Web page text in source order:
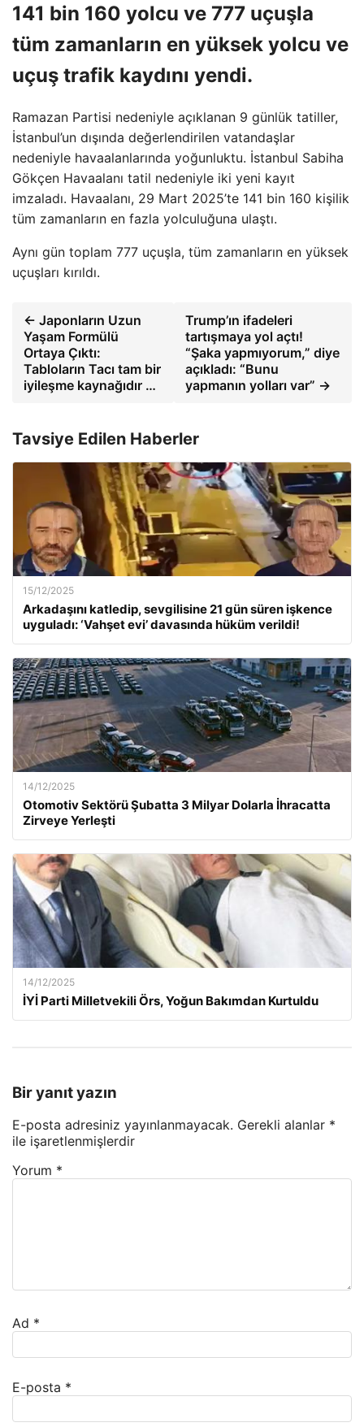
141 bin 160 yolcu ve 777 uçuşla
tüm zamanların en yüksek yolcu ve
uçuş trafik kaydını yendi.
Ramazan Partisi nedeniyle açıklanan 9 günlük tatiller,
İstanbul’un dışında değerlendirilen vatandaşlar
nedeniyle havaalanlarında yoğunluktu. İstanbul Sabiha
Gökçen Havaalanı tatil nedeniyle iki yeni kayıt
imzaladı. Havaalanı, 29 Mart 2025’te 141 bin 160 kişilik
tüm zamanların en fazla yolculuğuna ulaştı.
Aynı gün toplam 777 uçuşla, tüm zamanların en yüksek
uçuşları kırıldı.
← Japonların Uzun
Yaşam Formülü
Ortaya Çıktı:
Tabloların Tacı tam bir
iyileşme kaynağıdır …
Trump’ın ifadeleri
tartışmaya yol açtı!
“Şaka yapmıyorum,” diye
açıkladı: “Bunu
yapmanın yolları var” →
Tavsiye Edilen Haberler
15/12/2025
Arkadaşını katledip, sevgilisine 21 gün süren işkence
uyguladı: ‘Vahşet evi’ davasında hüküm verildi!
14/12/2025
Otomotiv Sektörü Şubatta 3 Milyar Dolarla İhracatta
Zirveye Yerleşti
14/12/2025
İYİ Parti Milletvekili Örs, Yoğun Bakımdan Kurtuldu
Bir yanıt yazın
E-posta adresiniz yayınlanmayacak. Gerekli alanlar *
ile işaretlenmişlerdir
Yorum *
Ad *
E-posta *